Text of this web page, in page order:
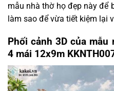
mẫu nhà thờ họ đẹp này để
làm sao để vừa tiết kiệm lại
Phối cảnh 3D của
4 mái 12x9m